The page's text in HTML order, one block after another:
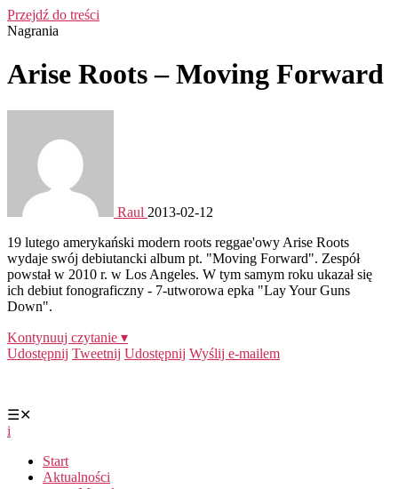
Przejdź do treści
Nagrania
Arise Roots – Moving Forward
Raul 2013-02-12
19 lutego amerykański modern roots reggae'owy Arise Roots
wydaje swój debiutancki album pt. "Moving Forward". Zespół
powstał w 2010 r. w Los Angeles. W tym samym roku ukazał się
ich debiut fonograficzny - 7-utworowa epka "Lay Your Guns
Down".
Kontynuuj czytanie ▾
Udostępnij Tweetnij Udostępnij Wyślij e-mailem
☰✕
i
Start
Aktualności